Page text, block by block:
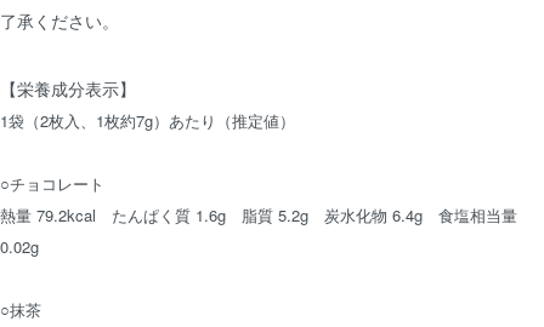
了承ください。
【栄養成分表示】
1袋（2枚入、1枚約7g）あたり（推定値）
○チョコレート
熱量 79.2kcal たんぱく質 1.6g 脂質 5.2g 炭水化物 6.4g 食塩相当量
0.02g
○抹茶